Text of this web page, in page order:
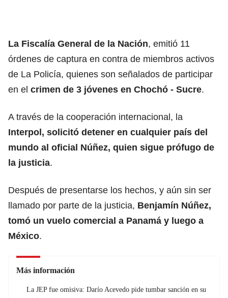
La Fiscalía General de la Nación, emitió 11
órdenes de captura en contra de miembros activos
de La Policía, quienes son señalados de participar
en el crimen de 3 jóvenes en Chochó - Sucre.
A través de la cooperación internacional, la
Interpol, solicitó detener en cualquier país del
mundo al oficial Núñez, quien sigue prófugo de
la justicia.
Después de presentarse los hechos, y aún sin ser
llamado por parte de la justicia, Benjamín Núñez,
tomó un vuelo comercial a Panamá y luego a
México.
Más información
La JEP fue omisiva: Darío Acevedo pide tumbar sanción en su